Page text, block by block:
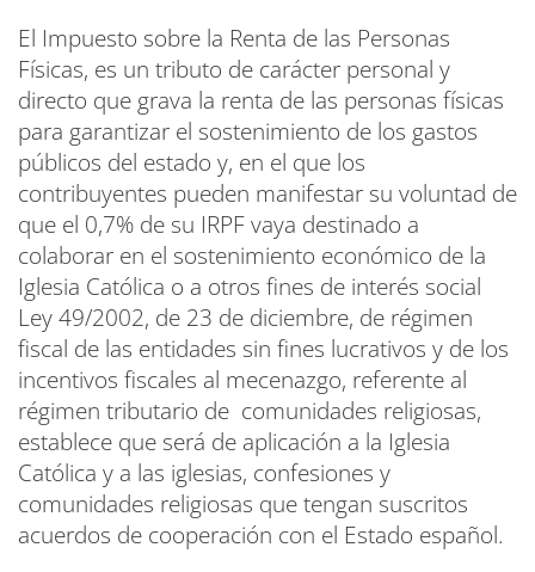
El Impuesto sobre la Renta de las Personas
Físicas, es un tributo de carácter personal y
directo que grava la renta de las personas físicas
para garantizar el sostenimiento de los gastos
públicos del estado y, en el que los
contribuyentes pueden manifestar su voluntad de
que el 0,7% de su IRPF vaya destinado a
colaborar en el sostenimiento económico de la
Iglesia Católica o a otros fines de interés social
Ley 49/2002, de 23 de diciembre, de régimen
fiscal de las entidades sin fines lucrativos y de los
incentivos fiscales al mecenazgo, referente al
régimen tributario de comunidades religiosas,
establece que será de aplicación a la Iglesia
Católica y a las iglesias, confesiones y
comunidades religiosas que tengan suscritos
acuerdos de cooperación con el Estado español.